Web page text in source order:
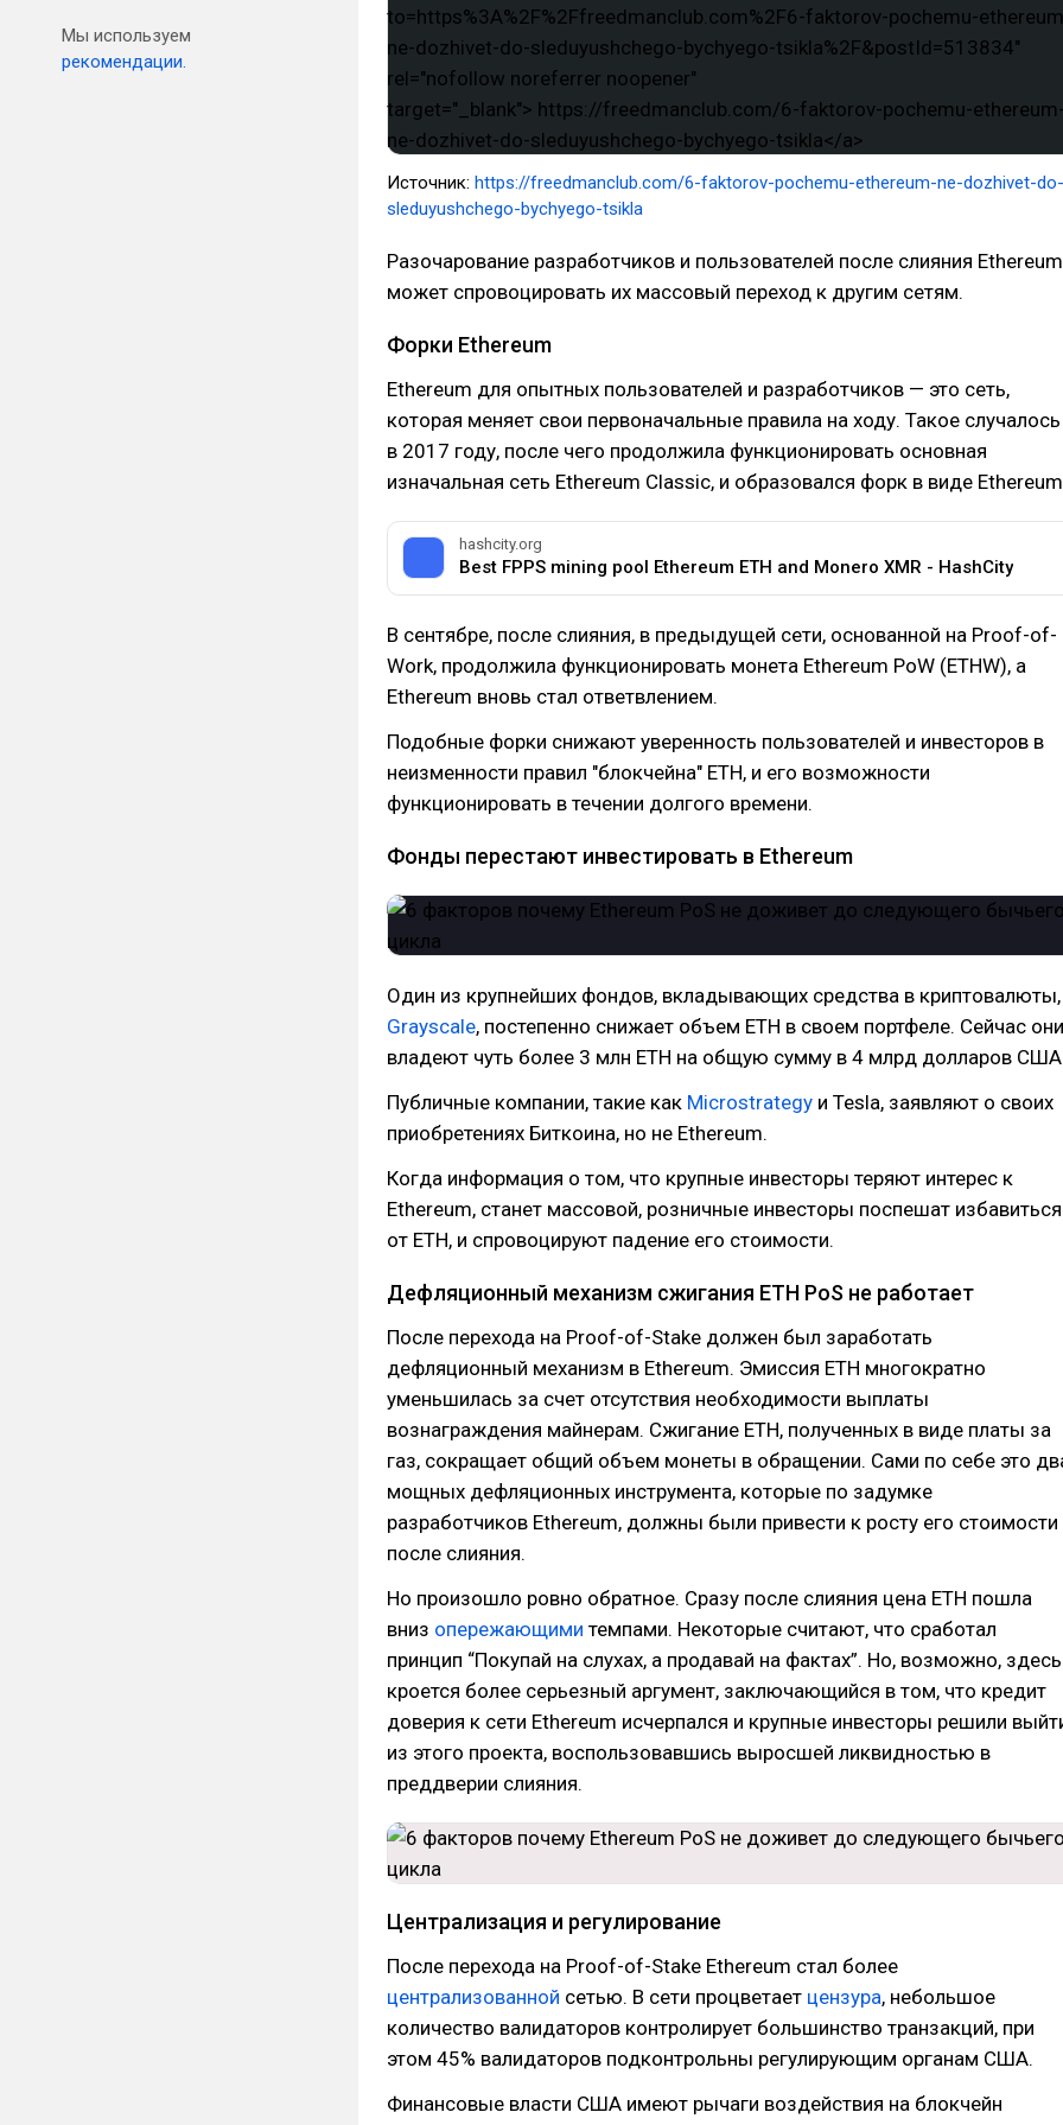
Мы используем
рекомендации.
Источник: https://freedmanclub.com/6-faktorov-pochemu-ethereum-ne-dozhivet-do-
sleduyushchego-bychyego-tsikla
Разочарование разработчиков и пользователей после слияния Ethereum
может спровоцировать их массовый переход к другим сетям.
Форки Ethereum
Ethereum для опытных пользователей и разработчиков — это сеть,
которая меняет свои первоначальные правила на ходу. Такое случалось
в 2017 году, после чего продолжила функционировать основная
изначальная сеть Ethereum Classic, и образовался форк в виде
hashcity.org
Best FPPS mining pool Ethereum ETH and Monero XMR - HashCity
В сентябре, после слияния, в предыдущей сети, основанной на Proof-of-
Work, продолжила функционировать монета Ethereum PoW (ETHW), а
Ethereum вновь стал ответвлением.
Подобные форки снижают уверенность пользователей и инвесторов в
неизменности правил "блокчейна" ETH, и его возможности
функционировать в течении долгого времени.
Фонды перестают инвестировать в Ethereum
Один из крупнейших фондов, вкладывающих средства в криптовалюты,
Grayscale, постепенно снижает объем ETH в своем портфеле. Сейчас они
владеют чуть более 3 млн ETH на общую сумму в 4 млрд долларов
Публичные компании, такие как Microstrategy и Tesla, заявляют о своих
приобретениях Биткоина, но не Ethereum.
Когда информация о том, что крупные инвесторы теряют интерес к
Ethereum, станет массовой, розничные инвесторы поспешат избавиться
от ETH, и спровоцируют падение его стоимости.
Дефляционный механизм сжигания ETH PoS не работает
После перехода на Proof-of-Stake должен был заработать
дефляционный механизм в Ethereum. Эмиссия ETH многократно
уменьшилась за счет отсутствия необходимости выплаты
вознаграждения майнерам. Сжигание ETH, полученных в виде платы за
газ, сокращает общий объем монеты в обращении. Сами по себе это
мощных дефляционных инструмента, которые по задумке
разработчиков Ethereum, должны были привести к росту его стоимости
после слияния.
Но произошло ровно обратное. Сразу после слияния цена ETH пошла
вниз опережающими темпами. Некоторые считают, что сработал
принцип “Покупай на слухах, а продавай на фактах”. Но, возможно, здесь
кроется более серьезный аргумент, заключающийся в том, что кредит
доверия к сети Ethereum исчерпался и крупные инвесторы решили
из этого проекта, воспользовавшись выросшей ликвидностью в
преддверии слияния.
Централизация и регулирование
После перехода на Proof-of-Stake Ethereum стал более
централизованной сетью. В сети процветает цензура, небольшое
количество валидаторов контролирует большинство транзакций, при
этом 45% валидаторов подконтрольны регулирующим органам США.
Финансовые власти США имеют рычаги воздействия на блокчейн